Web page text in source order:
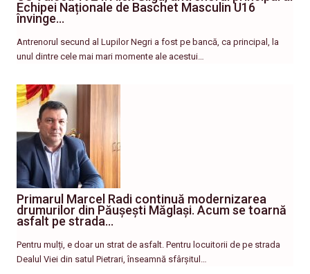
Echipei Naționale de Baschet Masculin U16
învinge…
Antrenorul secund al Lupilor Negri a fost pe bancă, ca principal, la
unul dintre cele mai mari momente ale acestui…
Primarul Marcel Radi continuă modernizarea
drumurilor din Păușești Măglași. Acum se toarnă
asfalt pe strada…
Pentru mulți, e doar un strat de asfalt. Pentru locuitorii de pe strada
Dealul Viei din satul Pietrari, înseamnă sfârșitul…